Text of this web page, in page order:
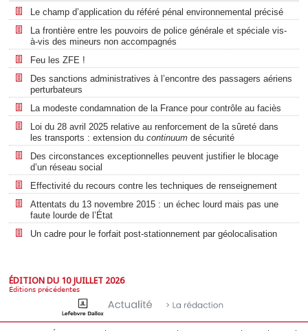
Le champ d’application du référé pénal environnemental précisé
La frontière entre les pouvoirs de police générale et spéciale vis-
à-vis des mineurs non accompagnés
Feu les ZFE !
Des sanctions administratives à l’encontre des passagers aériens
perturbateurs
La modeste condamnation de la France pour contrôle au faciès
Loi du 28 avril 2025 relative au renforcement de la sûreté dans
les transports : extension du continuum de sécurité
Des circonstances exceptionnelles peuvent justifier le blocage
d’un réseau social
Effectivité du recours contre les techniques de renseignement
Attentats du 13 novembre 2015 : un échec lourd mais pas une
faute lourde de l’État
Un cadre pour le forfait post-stationnement par géolocalisation
ÉDITION DU 10 JUILLET 2026
Éditions précédentes